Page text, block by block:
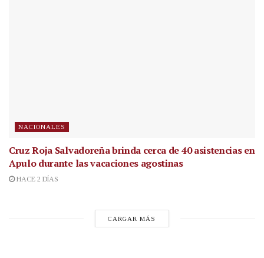
NACIONALES
Cruz Roja Salvadoreña brinda cerca de 40 asistencias en
Apulo durante las vacaciones agostinas
HACE 2 DÍAS
CARGAR MÁS